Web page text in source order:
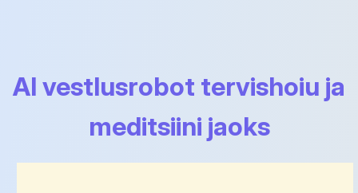
AI vestlusrobot tervishoiu ja
meditsiini jaoks